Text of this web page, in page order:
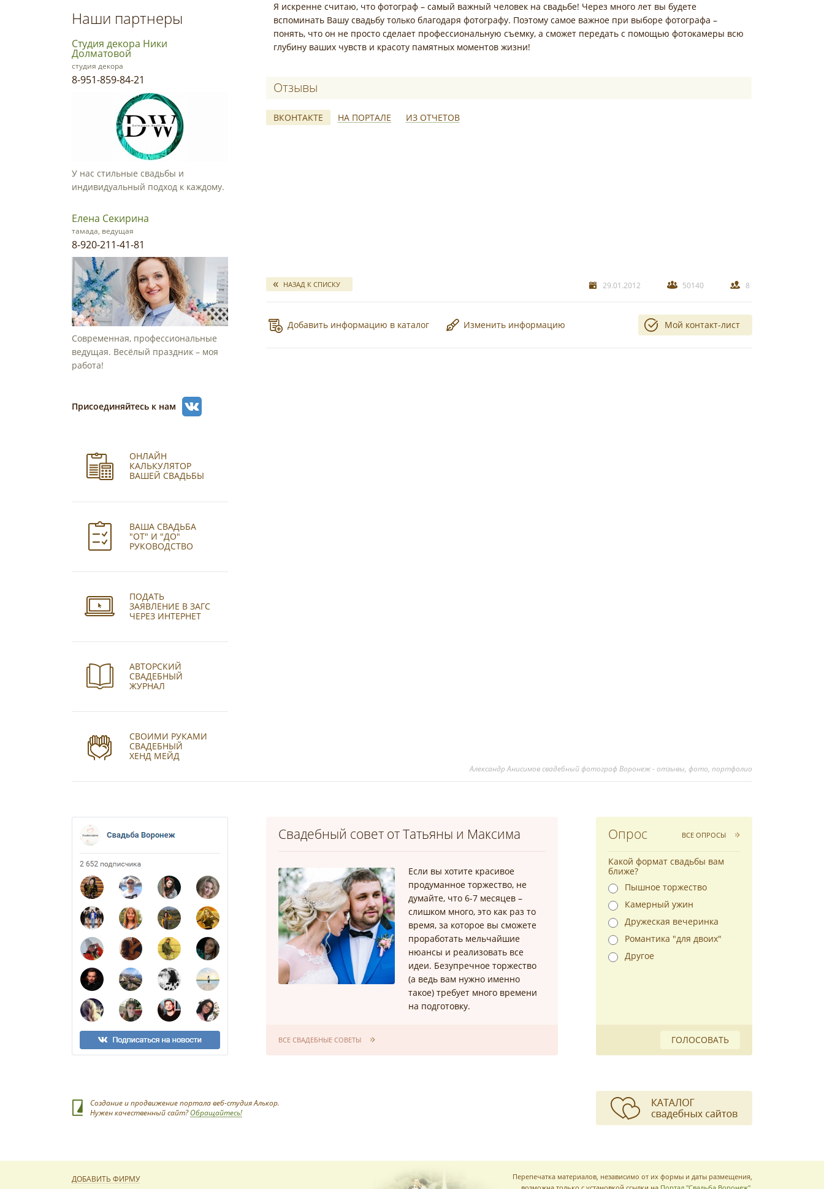
Я искренне считаю, что фотограф – самый важный человек на свадьбе! Через много лет вы будете
вспоминать Вашу свадьбу только благодаря фотографу. Поэтому самое важное при выборе фотографа –
понять, что он не просто сделает профессиональную съемку, а сможет передать с помощью фотокамеры всю
глубину ваших чувств и красоту памятных моментов жизни!
Отзывы о Александр Анисимов
ВКОНТАКТЕ НА ПОРТАЛЕ ИЗ ОТЧЕТОВ
*
НАЗАД К СПИСКУ 29.01.2012 50140 8
Добавить информацию в каталог Изменить информацию Мой контакт-лист
Александр Анисимов свадебный фотограф Воронеж - отзывы, фото, портфолио
Наши партнеры
Студия декора Ники
Долматовой
студия декора
8-951-859-84-21
У нас стильные свадьбы и
индивидуальный подход к каждому.
Елена Секирина
тамада, ведущая
8-920-211-41-81
Современная, профессиональные
ведущая. Весёлый праздник – моя
работа!
Присоединяйтесь к нам
ОНЛАЙН
КАЛЬКУЛЯТОР
ВАШЕЙ СВАДЬБЫ
ВАША СВАДЬБА
"ОТ" И "ДО"
РУКОВОДСТВО
ПОДАТЬ
ЗАЯВЛЕНИЕ В ЗАГС
ЧЕРЕЗ ИНТЕРНЕТ
АВТОРСКИЙ
СВАДЕБНЫЙ
ЖУРНАЛ
СВОИМИ РУКАМИ
СВАДЕБНЫЙ
ХЕНД МЕЙД
Свадебный совет от Татьяны и Максима
Если вы хотите красивое
продуманное торжество, не
думайте, что 6-7 месяцев –
слишком много, это как раз то
время, за которое вы сможете
проработать мельчайшие
нюансы и реализовать все
идеи. Безупречное торжество
(а ведь вам нужно именно
такое) требует много времени
на подготовку.
ВСЕ СВАДЕБНЫЕ СОВЕТЫ
Опрос ВСЕ ОПРОСЫ
Какой формат свадьбы вам
ближе?
Пышное торжество
Камерный ужин
Дружеская вечеринка
Романтика "для двоих"
Другое
ГОЛОСОВАТЬ
Создание и продвижение портала веб-студия Алькор.
Нужен качественный сайт?Обращайтесь!
ДОБАВИТЬ ФИРМУ
Перепечатка материалов, независимо от их формы и даты размещения,